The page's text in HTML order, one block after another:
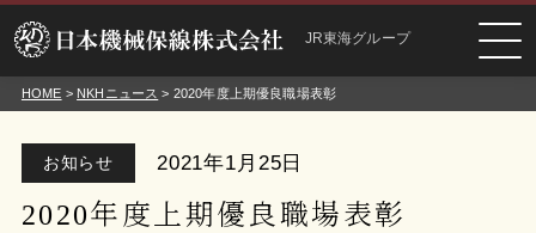
JR東海グループ
HOME > NKHニュース > 2020年度上期優良職場表彰
お知らせ 2021年1月25日
2020年度上期優良職場表彰